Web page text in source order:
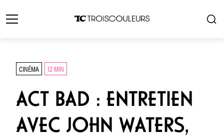
CINÉMA 12 MIN
ACT BAD : ENTRETIEN
AVEC JOHN WATERS,